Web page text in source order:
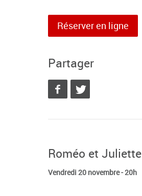
Réserver en ligne
Partager
Roméo et Juliette
Vendredi 20 novembre - 20h